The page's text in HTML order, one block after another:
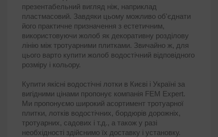
презентабельний вигляд ніж, наприклад
пластмасовий. Завдяки цьому можливо об'єднати
його практичне призначення з естетичним,
використовуючи жолоб як декоративну розділову
лінію між тротуарними плитками. Звичайно ж, для
цього варто купити жолоб водостічний відповідного
розміру і кольору.
Купити якісні водостічні лотки в Києві і Україні за
вигідними цінами пропонує компанія FEM Еxpert.
Ми пропонуємо широкий асортимент тротуарної
плитки, лотків водостічних, бордюрів дорожніх,
тротуарних, садових і т.д., а також у разі
необхідності здійснимо їх доставку і установку.